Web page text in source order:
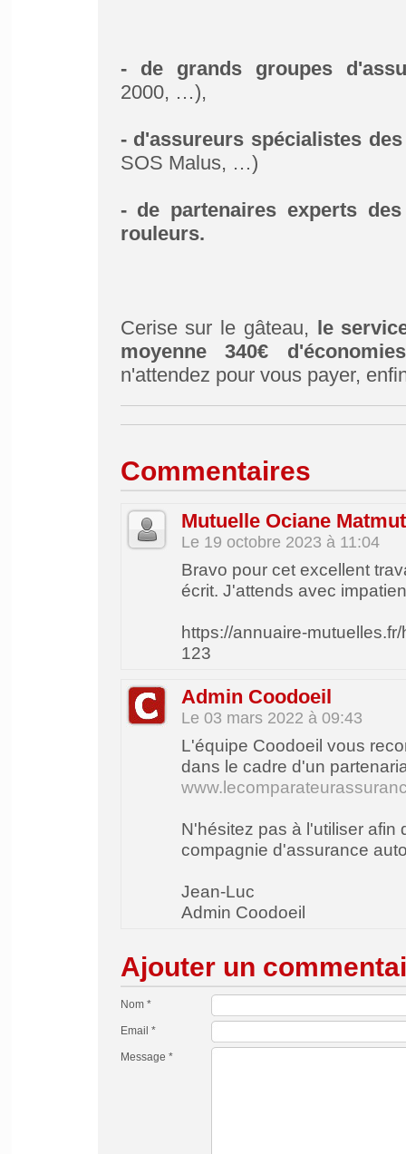
- de grands groupes
2000, …),
- d'assureurs spécialistes
SOS Malus, …)
- de partenaires experts
rouleurs.
Cerise sur le gâteau, le
moyenne 340€
n'attendez pour vous payer,
Commentaires
Mutuelle Ociane
Le 19 octobre 2023 à 11:04
Bravo pour cet excellent
écrit. J'attends avec
https://annuaire-
123
Admin Coodoeil
Le 03 mars 2022 à 09:43
L'équipe Coodoeil vous
dans le cadre d'un
N'hésitez pas à l'utiliser afin
compagnie d'assurance
Jean-Luc
Admin Coodoeil
Ajouter un
Nom *
Email *
Message *